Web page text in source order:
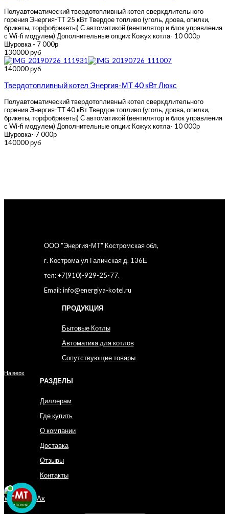
Полуавтоматический твердотопливный котел сверхдлительного
горения Энергия-ТТ 25 кВт Твердое топливо (уголь, дрова, опилки,
брикеты, торфобрикеты) С автоматикой (вентилятор и блок управления
с Wi-fi модулем) Дополнительные опции: Кожух котла- 10 000р
Шуровка - 7 000р
130000 руб
140000 руб
Твердотопливный котел Энергия-МТ 40 кВт Люкс
Полуавтоматический твердотопливный котел сверхдлительного
горения Энергия-ТТ 40 кВт Твердое топливо (уголь, дрова, опилки,
брикеты, торфобрикеты) С автоматикой (вентилятор и блок управления
с Wi-fi модулем) Дополнительные опции: Кожух котла- 10 000р
Шуровка- 7 000р
140000 руб
ООО "Энергия-МТ" Костромская обл,
г. Кострома ул Галичская д. 136Е
тел: +7(910)-929-25-77.
Email: info@energiya-kotel.ru
ПРОДУКЦИЯ
Бытовые Котлы
Автоматика для котлов
Сопутствующие товары
На верх
РАЗДЕЛЫ
Диллерам
Где купить
О компании
Доставка
Отзывы
Контакты